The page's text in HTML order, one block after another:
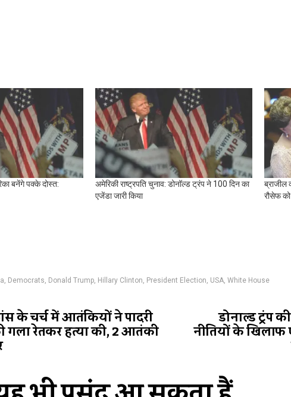
बनेंगे पक्के दोस्त:
अमेरिकी राष्ट्रपति चुनाव: डोनॉल्ड ट्रंप ने 100 दिन का
एजेंडा जारी किया
ब्राजील
रौसेफ को
Democrats Donald Trump Hillary Clinton President Election USA White House
के चर्च में आतंकियों ने पादरी
गला रेतकर हत्या की, 2 आतंकी
डोनाल्ड ट्रंप
नीतियों के खिलाफ